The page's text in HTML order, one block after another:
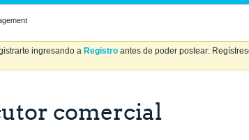
ingresando a Registro antes de poder postear:
comercial